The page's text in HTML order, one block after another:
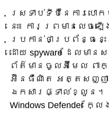
ស្រទាប់ទីបីនៃការបោ
នេះ៖ ការព្រមានលេច
ប្រកាន់ថាប្រព័ន្ធនេ
ដោយ spyware ដែលម
ព័ត៌មានចូលអ៊ីមែល ពា
អ៊ីនធឺណិត អត្តសញ្ញាណ
ឯកសារផ្ទាល់ខ្លួន។ វ
Windows Defender